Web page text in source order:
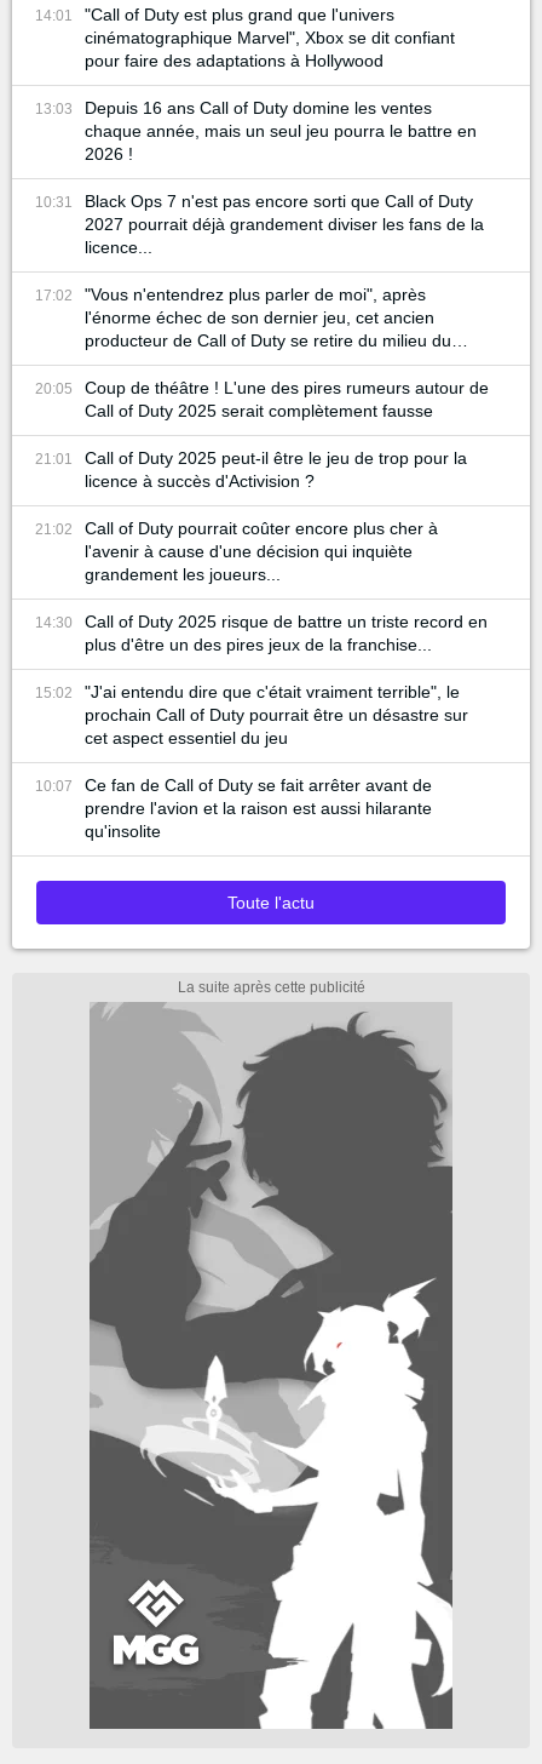
14:01
"Call of Duty est plus grand que l'univers
cinématographique Marvel", Xbox se dit confiant
pour faire des adaptations à Hollywood
13:03
Depuis 16 ans Call of Duty domine les ventes
chaque année, mais un seul jeu pourra le battre en
2026 !
10:31
Black Ops 7 n'est pas encore sorti que Call of Duty
2027 pourrait déjà grandement diviser les fans de la
licence...
17:02
"Vous n'entendrez plus parler de moi", après
l'énorme échec de son dernier jeu, cet ancien
producteur de Call of Duty se retire du milieu du
gaming
20:05
Coup de théâtre ! L'une des pires rumeurs autour de
Call of Duty 2025 serait complètement fausse
21:01
Call of Duty 2025 peut-il être le jeu de trop pour la
licence à succès d'Activision ?
21:02
Call of Duty pourrait coûter encore plus cher à
l'avenir à cause d'une décision qui inquiète
grandement les joueurs...
14:30
Call of Duty 2025 risque de battre un triste record en
plus d'être un des pires jeux de la franchise...
15:02
"J'ai entendu dire que c'était vraiment terrible", le
prochain Call of Duty pourrait être un désastre sur
cet aspect essentiel du jeu
10:07
Ce fan de Call of Duty se fait arrêter avant de
prendre l'avion et la raison est aussi hilarante
qu'insolite
Toute l'actu